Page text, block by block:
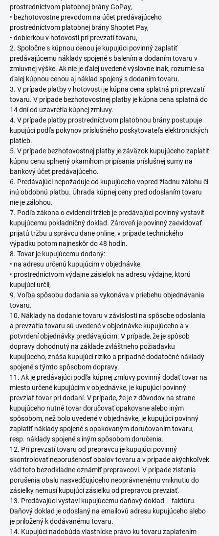
prostredníctvom platobnej brány GoPay,
• bezhotovostne prevodom na účet predávajúceho
prostredníctvom platobnej brány Shoptet Pay,
• dobierkou v hotovosti pri prevzatí tovaru,
2. Spoločne s kúpnou cenou je kupujúci povinný zaplatiť
predávajúcemu náklady spojené s balením a dodaním tovaru v
zmluvnej výške. Ak nie je ďalej uvedené výslovne inak, rozumie sa
ďalej kúpnou cenou aj náklad spojený s dodaním tovaru.
3. V prípade platby v hotovosti je kúpna cena splatná pri prevzatí
tovaru. V prípade bezhotovostnej platby je kúpna cena splatná do
14 dní od uzavretia kúpnej zmluvy.
4. V prípade platby prostredníctvom platobnou brány postupuje
kupujúci podľa pokynov príslušného poskytovateľa elektronických
platieb.
5. V prípade bezhotovostnej platby je záväzok kupujúceho zaplatiť
kúpnu cenu splnený okamihom pripísania príslušnej sumy na
bankový účet predávajúceho.
6. Predávajúci nepožaduje od kupujúceho vopred žiadnu zálohu či
inú obdobnú platbu. Úhrada kúpnej ceny pred odoslaním tovaru
nie je zálohou.
7. Podľa zákona o evidencii tržieb je predávajúci povinný vystaviť
kupujúcemu pokladničný doklad. Zároveň je povinný zaevidovať
prijatú tržbu u správcu dane online, v prípade technického
výpadku potom najneskôr do 48 hodín.
8. Tovar je kupujúcemu dodaný:
• na adresu určenú kupujúcim v objednávke
• prostredníctvom výdajne zásielok na adresu výdajne, ktorú
kupujúci určil,
9. Voľba spôsobu dodania sa vykonáva v priebehu objednávania
tovaru.
10. Náklady na dodanie tovaru v závislosti na spôsobe odoslania
a prevzatia tovaru sú uvedené v objednávke kupujúceho a v
potvrdení objednávky predávajúcim. V prípade, že je spôsob
dopravy dohodnutý na základe zvláštneho požiadavku
kupujúceho, znáša kupujúci riziko a prípadné dodatočné náklady
spojené s týmto spôsobom dopravy.
11. Ak je predávajúci podľa kúpnej zmluvy povinný dodať tovar na
miesto určené kupujúcim v objednávke, je kupujúci povinný
prevziať tovar pri dodaní. V prípade, že je z dôvodov na strane
kupujúceho nutné tovar doručovať opakovane alebo iným
spôsobom, než bolo uvedené v objednávke, je kupujúci povinný
zaplatiť náklady spojené s opakovaným doručovaním tovaru,
resp. náklady spojené s iným spôsobom doručenia.
12. Pri prevzatí tovaru od prepravcu je kupujúci povinný
skontrolovať neporušenosť obalov tovaru a v prípade akýchkoľvek
vád toto bezodkladne oznámiť prepravcovi. V prípade zistenia
porušenia obalu nasvedčujúceho neoprávnenému vniknutiu do
zásielky nemusí kupujúci zásielku od prepravcu prevziať.
13. Predávajúci vystaví kupujúcemu daňový doklad – faktúru.
Daňový doklad je odoslaný na emailovú adresu kupujúceho alebo
je priložený k dodávanému tovaru.
14. Kupujúci nadobúda vlastnícke právo ku tovaru zaplatením